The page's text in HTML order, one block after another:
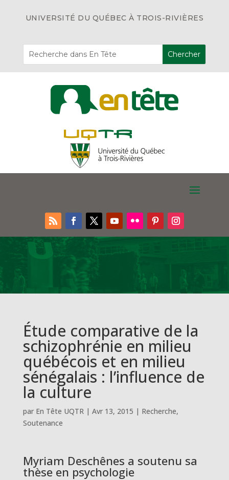
UNIVERSITÉ DU QUÉBEC À TROIS-RIVIÈRES
Étude comparative de la
schizophrénie en milieu
québécois et en milieu
sénégalais : l’influence de
la culture
par En Tête UQTR| Avr 13, 2015 | Recherche,
Soutenance
Myriam Deschênes a soutenu sa
thèse en psychologie